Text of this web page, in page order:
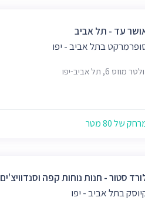
עד - תל אביב
בתל אביב - יפו
ולטר מוזס 6, תל אביב-יפו
של 80 מטר
סטור - חנות נוחות קפה וסנדוויצ'ים
בתל אביב - יפו